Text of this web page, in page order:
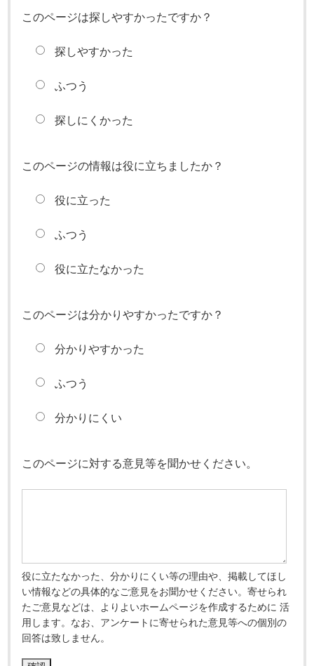
このページは探しやすかったですか？
探しやすかった
ふつう
探しにくかった
このページの情報は役に立ちましたか？
役に立った
ふつう
役に立たなかった
このページは分かりやすかったですか？
分かりやすかった
ふつう
分かりにくい
このページに対する意見等を聞かせください。
役に立たなかった、分かりにくい等の理由や、掲載してほし
い情報などの具体的なご意見をお聞かせください。寄せられ
たご意見などは、よりよいホームページを作成するために 活
用します。なお、アンケートに寄せられた意見等への個別の
回答は致しません。